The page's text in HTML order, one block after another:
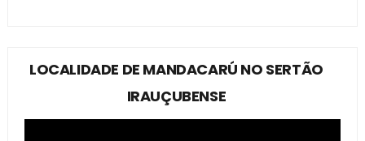
LOCALIDADE DE MANDACARÚ NO SERTÃO
IRAUÇUBENSE